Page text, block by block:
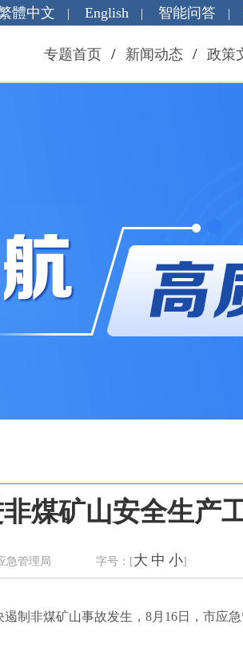
體中文 | English | 智能问答 |
专题首页 / 新闻动态 / 政策
煤矿山安全生产
应急管理局 字号：[大 中 小]
制非煤矿山事故发生，8月16日，市应